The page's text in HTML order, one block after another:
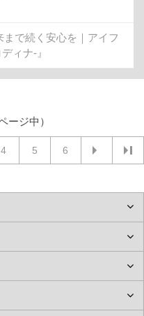
で続く安心を｜アイフ
ィナ-』
ージ中）
4 5 6